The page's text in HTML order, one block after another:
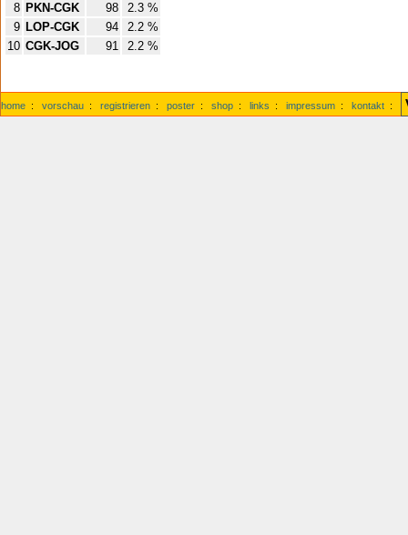
8 PKN-CGK 98
2.3 %
9 LOP-CGK 94
2.2 %
10 CGK-JOG 91 2.2 %
home : vorschau : registrieren : poster : shop : links : impressum : kontakt :